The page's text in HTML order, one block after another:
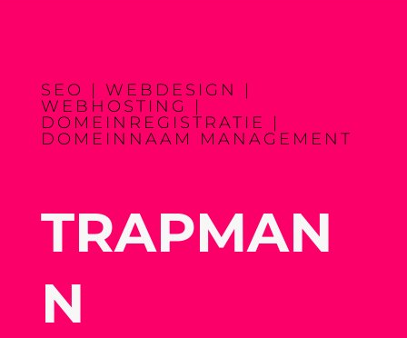
SEO | WEBDESIGN |
WEBHOSTING |
DOMEINREGISTRATIE |
DOMEINNAAM MANAGEMENT
TRAPMAN
N